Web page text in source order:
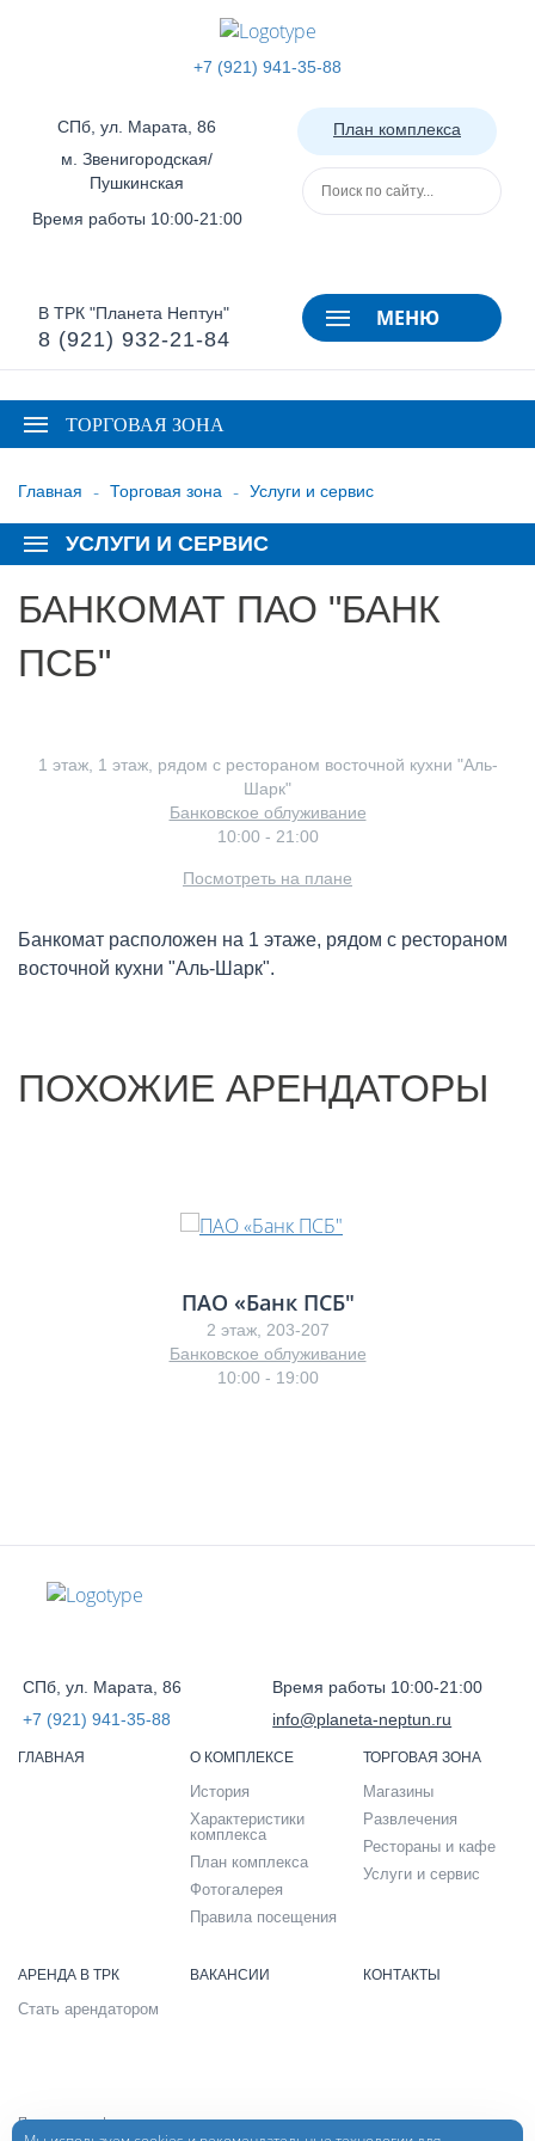
+7 (921) 941-35-88
СПб, ул. Марата, 86
м. Звенигородская/
Пушкинская
Время работы 10:00-21:00
План комплекса
В ТРК "Планета Нептун"
8 (921) 932-21-84
МЕНЮ
ТОРГОВАЯ ЗОНА
Главная - Торговая зона - Услуги и сервис
УСЛУГИ И СЕРВИС
БАНКОМАТ ПАО "БАНК
ПСБ"
1 этаж, 1 этаж, рядом с рестораном восточной кухни "Аль-
Шарк"
Банковское облуживание
10:00 - 21:00
Посмотреть на плане
Банкомат расположен на 1 этаже, рядом с рестораном
восточной кухни "Аль-Шарк".
ПОХОЖИЕ АРЕНДАТОРЫ
ПАО «Банк ПСБ"
2 этаж, 203-207
Банковское облуживание
10:00 - 19:00
СПб, ул. Марата, 86
+7 (921) 941-35-88
Время работы 10:00-21:00
info@planeta-neptun.ru
ГЛАВНАЯ О КОМПЛЕКСЕ
История
Характеристики
комплекса
План комплекса
Фотогалерея
Правила посещения
ТОРГОВАЯ ЗОНА
Магазины
Развлечения
Рестораны и кафе
Услуги и сервис
АРЕНДА В ТРК
Стать арендатором
ВАКАНСИИ КОНТАКТЫ
Политика конфиденциальности